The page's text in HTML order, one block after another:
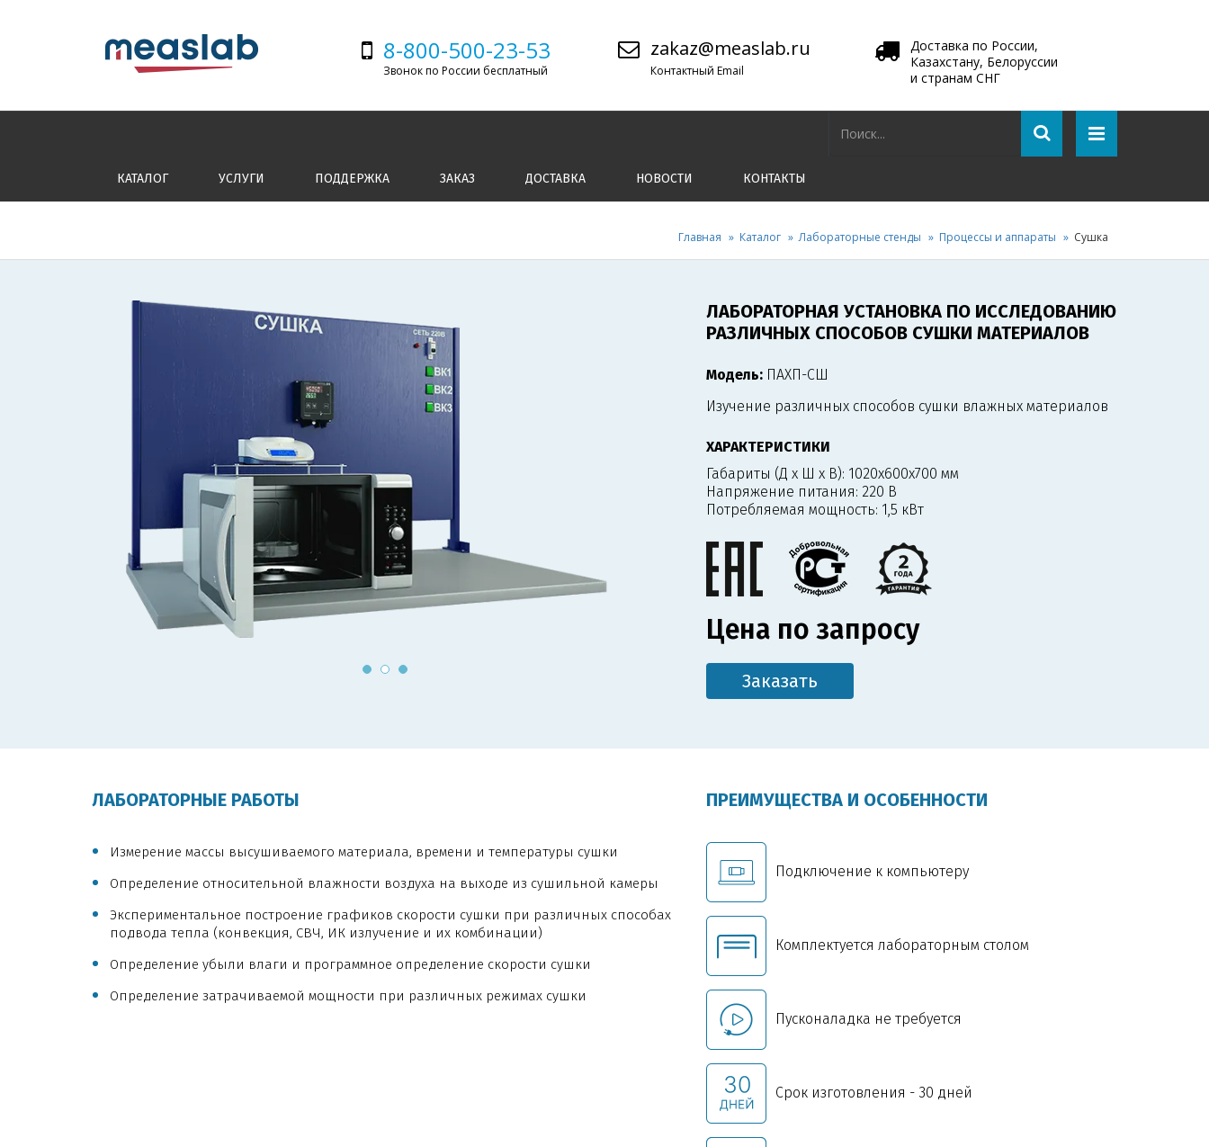
8-800-500-23-53
Звонок по России бесплатный
zakaz@measlab.ru
Контактный Email
Доставка по России,
Казахстану, Белоруссии
и странам СНГ
КАТАЛОГ УСЛУГИ ПОДДЕРЖКА ЗАКАЗ ДОСТАВКА НОВОСТИ КОНТАКТЫ
Главная Каталог Лабораторные стенды Процессы и аппараты Сушка
ЛАБОРАТОРНАЯ УСТАНОВКА ПО ИССЛЕДОВАНИЮ
РАЗЛИЧНЫХ СПОСОБОВ СУШКИ МАТЕРИАЛОВ
Модель:ПАХП-СШ
Изучение различных способов сушки влажных материалов
ХАРАКТЕРИСТИКИ
Габариты (Д х Ш х В): 1020x600x700 мм
Напряжение питания: 220 В
Потребляемая мощность: 1,5 кВт
Цена по запросу
Заказать
ЛАБОРАТОРНЫЕ РАБОТЫ
Измерение массы высушиваемого материала, времени и температуры сушки
Определение относительной влажности воздуха на выходе из сушильной камеры
Экспериментальное построение графиков скорости сушки при различных способах
подвода тепла (конвекция, СВЧ, ИК излучение и их комбинации)
Определение убыли влаги и программное определение скорости сушки
Определение затрачиваемой мощности при различных режимах сушки
ПРЕИМУЩЕСТВА И ОСОБЕННОСТИ
Подключение к компьютеру
Комплектуется лабораторным столом
Пусконаладка не требуется
Срок изготовления - 30 дней